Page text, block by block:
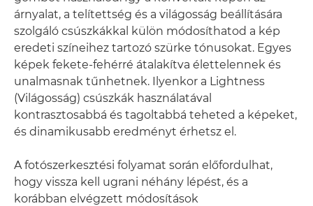
árnyalat, a telítettség és a világosság beállítására
szolgáló csúszkákkal külön módosíthatod a kép
eredeti színeihez tartozó szürke tónusokat. Egyes
képek fekete-fehérré átalakítva élettelennek és
unalmasnak tűnhetnek. Ilyenkor a Lightness
(Világosság) csúszkák használatával
kontrasztosabbá és tagoltabbá teheted a képeket,
és dinamikusabb eredményt érhetsz el.
A fotószerkesztési folyamat során előfordulhat,
hogy vissza kell ugrani néhány lépést, és a
korábban elvégzett módosítások